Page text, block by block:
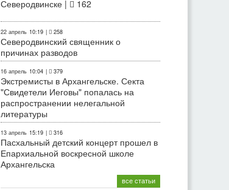
Северодвинске |
162
22 апрель 10:19 | 258
Северодвинский священник о
причинах разводов
16 апрель 10:04 | 379
Экстремисты в Архангельске. Секта
"Свидетели Иеговы" попалась на
распространении нелегальной
литературы
13 апрель 15:19 | 316
Пасхальный детский концерт прошел в
Епархиальной воскресной школе
Архангельска
все статьи